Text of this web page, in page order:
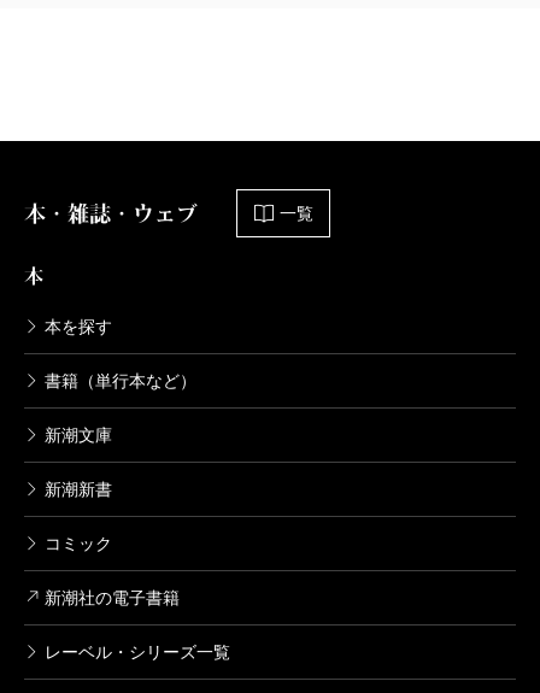
宮本輝全集 第3巻
宮本輝全集 第2巻
4,400円
1992/04/10
宮本輝／著
本・雑誌・ウェブ 一覧
本
本を探す
書籍（単行本など）
新潮文庫
新潮新書
コミック
新潮社の電子書籍
レーベル・シリーズ一覧